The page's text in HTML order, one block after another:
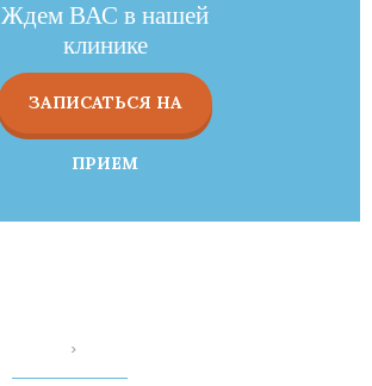
Ждем ВАС в нашей
клинике
ЗАПИСАТЬСЯ НА
ПРИЕМ
‹